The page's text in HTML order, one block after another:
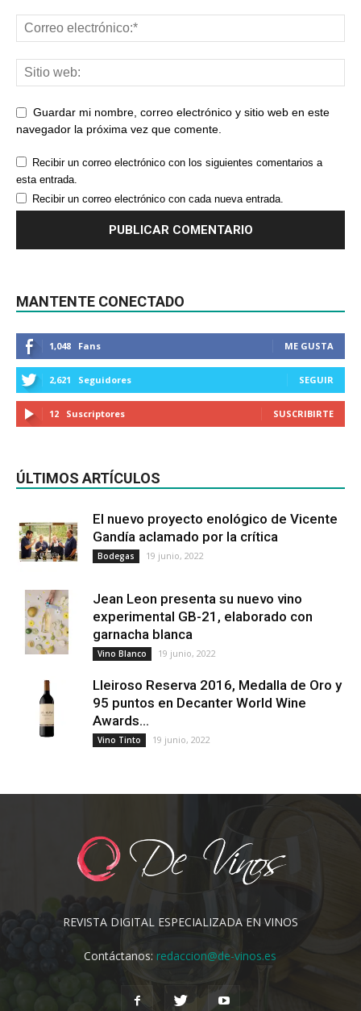
Guardar mi nombre, correo electrónico y sitio web en este
navegador la próxima vez que comente.
Recibir un correo electrónico con los siguientes comentarios a
esta entrada.
Recibir un correo electrónico con cada nueva entrada.
MANTENTE CONECTADO
1,048 Fans ME GUSTA
2,621 Seguidores SEGUIR
12 Suscriptores SUSCRIBIRTE
ÚLTIMOS ARTÍCULOS
El nuevo proyecto enológico de Vicente
Gandía aclamado por la crítica
Bodegas 19 junio, 2022
Jean Leon presenta su nuevo vino
experimental GB-21, elaborado con
garnacha blanca
Vino Blanco 19 junio, 2022
Lleiroso Reserva 2016, Medalla de Oro y
95 puntos en Decanter World Wine
Awards...
Vino Tinto 19 junio, 2022
REVISTA DIGITAL ESPECIALIZADA EN VINOS
Contáctanos:redaccion@de-vinos.es